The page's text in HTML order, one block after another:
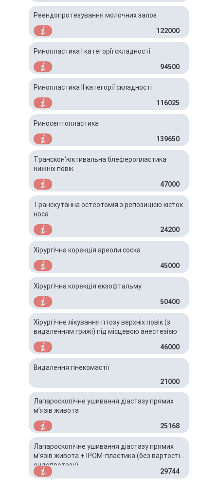
Реендопротезування молочних залоз
122000
Ринопластика І категорії складності
94500
Ринопластика ІІ категорії складності
116025
Риносептопластика
139650
Транскон’юктивальна блеферопластика
нижніх повік
47000
Транскутанна остеотомія з репозицією кісток
носа
24200
Хірургічна корекція ареоли соска
45000
Хірургічна корекція екзофтальму
50400
Хірургічне лікування птозу верхніх повік (з
видаленням грижі) під місцевою анестезією
46000
Видалення гінекомастії
21000
Лапароскопічне ушивання діастазу прямих
м’язів живота
25168
Лапароскопічне ушивання діастазу прямих
м’язів живота + IPOM-пластика (без вартості
ендопротезу)
29744